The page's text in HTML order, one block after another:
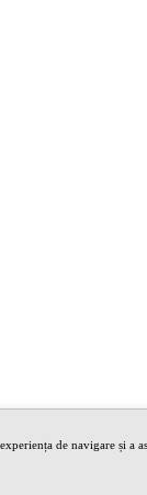
de navigare și